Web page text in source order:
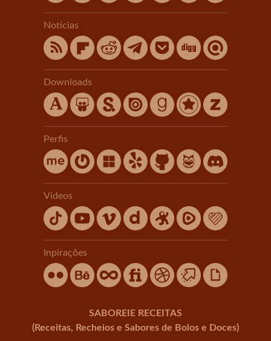
Notícias
Downloads
Perfis
Vídeos
Inpirações
SABOREIE RECEITAS
(Receitas, Recheios e Sabores de Bolos e Doces)